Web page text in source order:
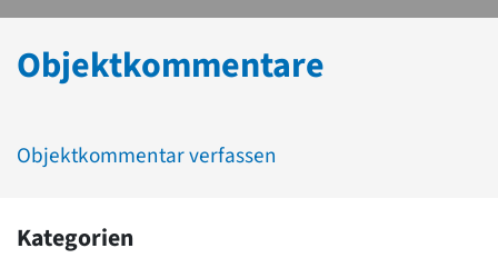
Objektkommentare
Objektkommentar verfassen
Kategorien